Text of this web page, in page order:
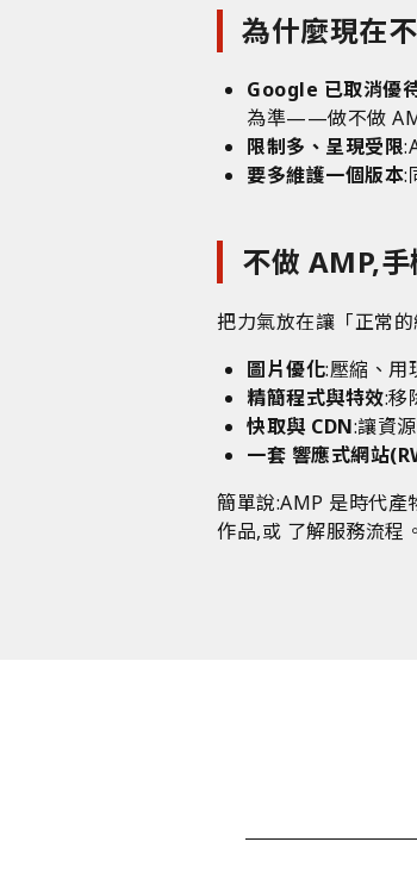
為什麼現在
Google 已取消優
為準——做不做
限制多、呈現受限
要多維護一個版本:
不做 AMP,
把力氣放在讓「正常
圖片優化:壓縮、用
精簡程式與特效:移
快取與 CDN:讓資
一套 響應式網站
簡單說:AMP 是時代產
作品,或 了解服務流程 。